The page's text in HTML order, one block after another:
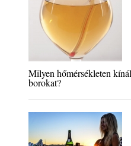
Milyen hőmérsékleten
borokat?